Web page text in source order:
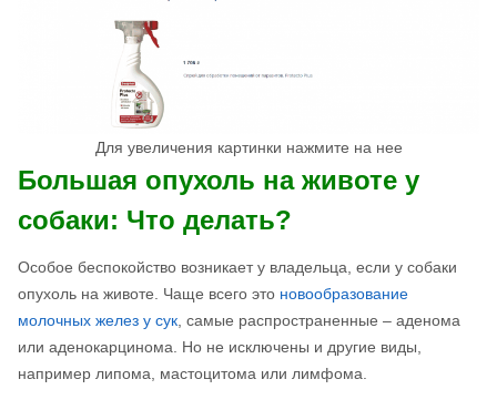
Для увеличения картинки нажмите на нее
Большая опухоль на животе у
собаки: Что делать?
Особое беспокойство возникает у владельца, если у собаки
опухоль на животе. Чаще всего это новообразование
молочных желез у сук, самые распространенные – аденома
или аденокарцинома. Но не исключены и другие виды,
например липома, мастоцитома или лимфома.